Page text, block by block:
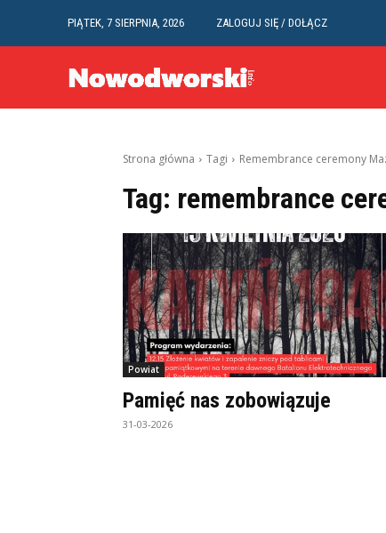
PIĄTEK, 7 SIERPNIA, 2026 ZALOGUJ SIĘ / DOŁĄCZ
Strona główna Tagi Remembrance ceremony
Tag: remembrance
Powiat
Pamięć nas zobowiązuje
31-03-2026